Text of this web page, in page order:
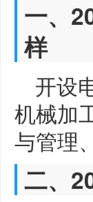
一、
样
开设
机械加
与管理
二、